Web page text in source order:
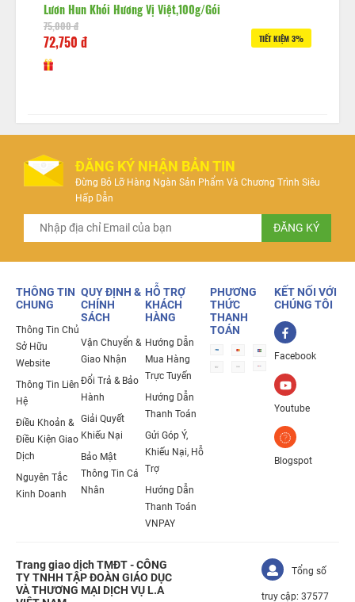
Lươn Hun Khói Hương Vị Việt,100g/gói
75,000 đ
72,750 đ TIẾT KIỆM 3%
ĐĂNG KÝ NHẬN BẢN TIN
Đừng Bỏ Lỡ Hàng Ngàn Sản Phẩm Và Chương Trình Siêu
Hấp Dẫn
THÔNG TIN
CHUNG
Thông Tin Chủ
Sở Hữu
Website
Thông Tin Liên
Hệ
Điều Khoản &
Điều Kiện Giao
Dịch
Nguyên Tắc
Kinh Doanh
QUY ĐỊNH &
CHÍNH
SÁCH
Vận Chuyển &
Giao Nhận
Đổi Trả & Bảo
Hành
Giải Quyết
Khiếu Nại
Bảo Mật
Thông Tin Cá
Nhân
HỖ TRỢ
KHÁCH
HÀNG
Hướng Dẫn
Mua Hàng
Trực Tuyến
Hướng Dẫn
Thanh Toán
Gửi Góp Ý,
Khiếu Nại, Hỗ
Trợ
Hướng Dẫn
Thanh Toán
VNPAY
PHƯƠNG
THỨC
THANH
TOÁN
KẾT NỐI VỚI
CHÚNG TÔI
Facebook
Youtube
Blogspot
Trang giao dịch TMĐT - CÔNG
TY TNHH TẬP ĐOÀN GIÁO DỤC
VÀ THƯƠNG MẠI DỊCH VỤ L.A
Tổng số
truy cập: 37577